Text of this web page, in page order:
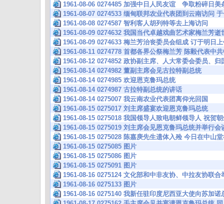
1961-08-06 0274485 加强中日人民友谊 争取粉碎日美
1961-08-07 0274533 缅甸联邦农业代表团到云南访问
1961-08-08 0274587 智利客人胡列特等去上海访问
1961-08-09 0274632 我国当代卓越戏曲艺术家梅兰芳逝
1961-08-09 0274633 梅兰芳治丧委员会组成 订于明日
1961-08-11 0274778 首都各界公祭梅兰芳 陈毅代表中
1961-08-12 0274852 政协副主席、人大常委会委员、
1961-08-14 0274982 董副主席会见古拉特副总统
1961-08-14 0274985 欢迎恩克鲁玛总统
1961-08-14 0274987 古拉特副总统的讲话
1961-08-14 0275007 我云南农业代表团离仰光回国
1961-08-15 0275017 刘主席盛宴欢迎恩克鲁玛总统
1961-08-15 0275018 我国领导人致电朝鲜领导人 祝贺
1961-08-15 0275019 刘主席会见恩克鲁玛总统并举行会
1961-08-15 0275028 陈嘉庚先生遗体入殓 今日在中山
1961-08-15 0275085 图片
1961-08-15 0275086 图片
1961-08-15 0275091 图片
1961-08-16 0275124 文化部和中非友协、中拉友协联
1961-08-16 0275133 图片
1961-08-16 0275140 我新任驻印度尼西亚大使向苏加